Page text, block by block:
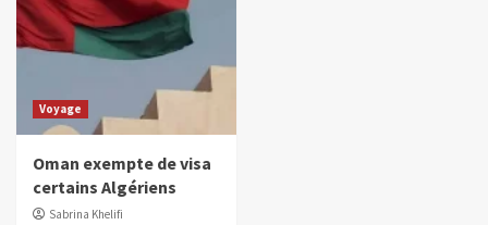
Voyage
Oman exempte de visa
certains Algériens
Sabrina Khelifi